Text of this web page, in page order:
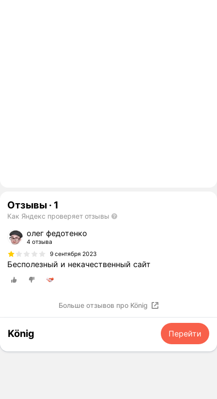
Отзывы · 1
Как Яндекс проверяет отзывы
олег федотенко
4 отзыва
9 сентября 2023
Бесполезный и некачественный сайт
Больше отзывов про König
König Перейти